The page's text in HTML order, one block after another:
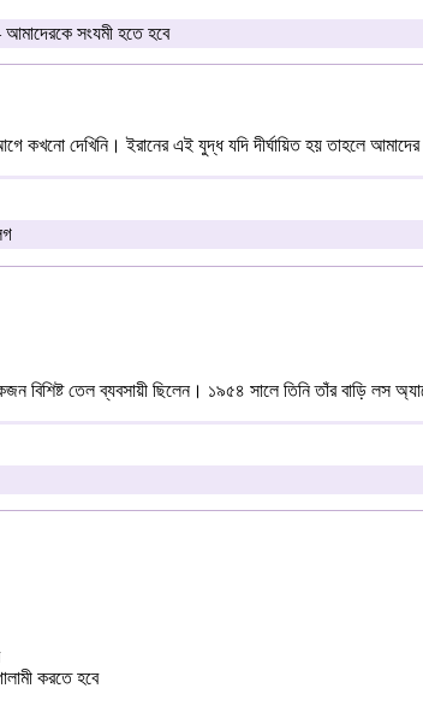
সংযমী হতে হবে
কখনো দেখিনি। ইরানের এই যুদ্ধ যদি দীর্ঘায়িত হয় তাহলে
বিশিষ্ট তেল ব্যবসায়ী ছিলেন। ১৯৫৪ সালে তিনি তাঁর বাড়ি লস
করতে হবে